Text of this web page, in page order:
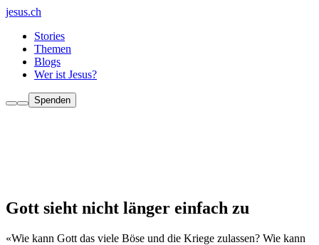
jesus.ch
Stories
Themen
Blogs
Wer ist Jesus?
Spenden
Gott sieht nicht länger einfach zu
«Wie kann Gott das viele Böse und die Kriege zulassen? Wie kann